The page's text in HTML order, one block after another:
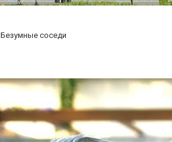
Безумные соседи